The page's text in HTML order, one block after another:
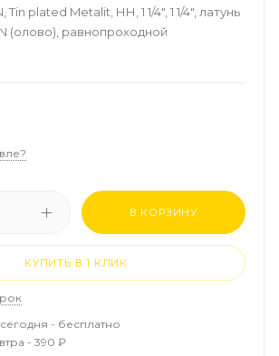
Tin plated Metalit, НН, 1 1/4", 1 1/4", латунь
(олово), равнопроходной
В КОРЗИНУ
КУПИТЬ В 1 КЛИК
- бесплатно
- 390 ₽